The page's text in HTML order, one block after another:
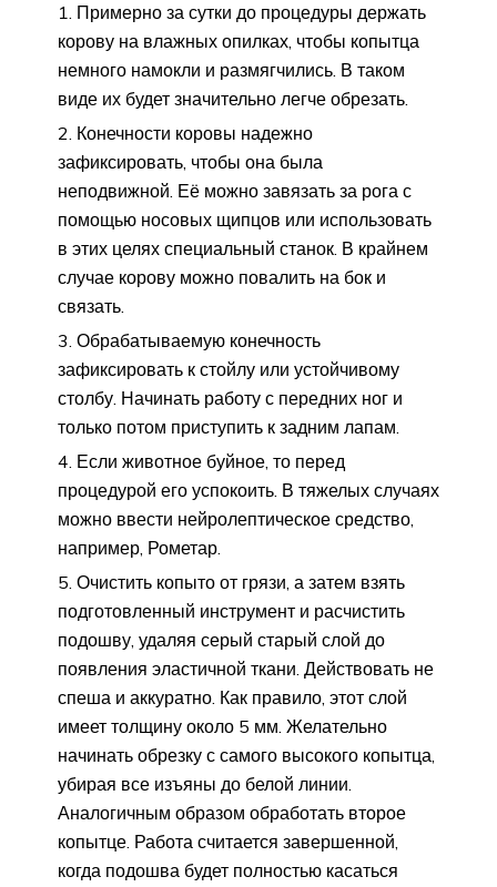
Примерно за сутки до процедуры держать
корову на влажных опилках, чтобы копытца
немного намокли и размягчились. В таком
виде их будет значительно легче обрезать.
Конечности коровы надежно
зафиксировать, чтобы она была
неподвижной. Её можно завязать за рога с
помощью носовых щипцов или использовать
в этих целях специальный станок. В крайнем
случае корову можно повалить на бок и
связать.
Обрабатываемую конечность
зафиксировать к стойлу или устойчивому
столбу. Начинать работу с передних ног и
только потом приступить к задним лапам.
Если животное буйное, то перед
процедурой его успокоить. В тяжелых случаях
можно ввести нейролептическое средство,
например, Рометар.
Очистить копыто от грязи, а затем взять
подготовленный инструмент и расчистить
подошву, удаляя серый старый слой до
появления эластичной ткани. Действовать не
спеша и аккуратно. Как правило, этот слой
имеет толщину около 5 мм. Желательно
начинать обрезку с самого высокого копытца,
убирая все изъяны до белой линии.
Аналогичным образом обработать второе
копытце. Работа считается завершенной,
когда подошва будет полностью касаться